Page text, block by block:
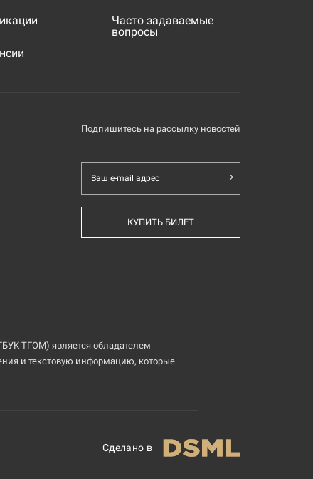
Часто задаваемые
вопросы
Подпишитесь на рассылку новостей
Ваш e-mail адрес
КУПИТЬ БИЛЕТ
ТГОМ) является обладателем
и текстовую информацию, которые
Сделано в